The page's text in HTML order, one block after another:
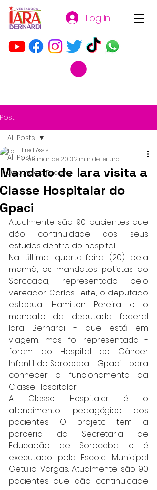
Log In
Post
All Posts
Deputada Federal
All Posts
Mandato de Iara visita a
Classe Hospitalar do
Gpaci
Fred Assis
21 de mar. de 20132 min de leitura
Atualmente são 90 pacientes que
dão continuidade aos seus
estudos dentro do hospital
Na última quarta-feira (20) pela
manhã, os mandatos petistas de
Sorocaba, representado pelo
vereador Carlos Leite, o deputado
estadual Hamilton Pereira e o
mandato da deputada federal
Iara Bernardi - que está em
viagem, mas foi representada -
foram ao Hospital do Câncer
Infantil de Sorocaba - Gpaci - para
conhecer o funcionamento da
Classe Hospitalar.
A Classe Hospitalar é o
atendimento pedagógico aos
pacientes. O projeto tem a
parceria da Secretaria de
Educação de Sorocaba e é
executado pela Escola Municipal
Getúlio Vargas. Atualmente são 90
pacientes que dão continuidade